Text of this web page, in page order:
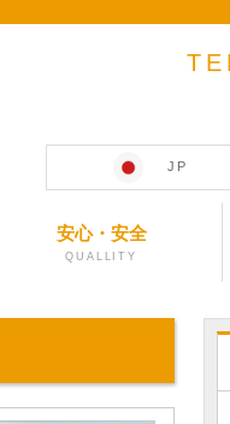
JP
安心・安全
QUALLITY